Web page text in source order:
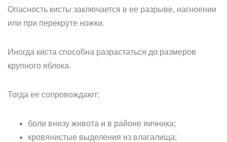
Опасность кисты заключается в ее разрыве, нагноении
или при перекруте ножки.
Иногда киста способна разрастаться до размеров
крупного яблока.
Тогда ее сопровождают:
боли внизу живота и в районе яичника;
кровянистые выделения из влагалища;